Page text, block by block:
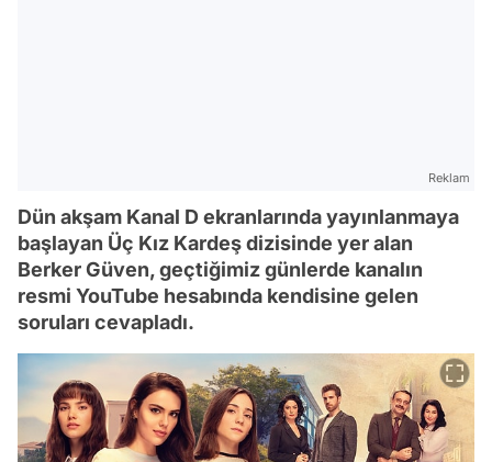
Reklam
Dün akşam Kanal D ekranlarında yayınlanmaya
başlayan Üç Kız Kardeş dizisinde yer alan
Berker Güven, geçtiğimiz günlerde kanalın
resmi YouTube hesabında kendisine gelen
soruları cevapladı.